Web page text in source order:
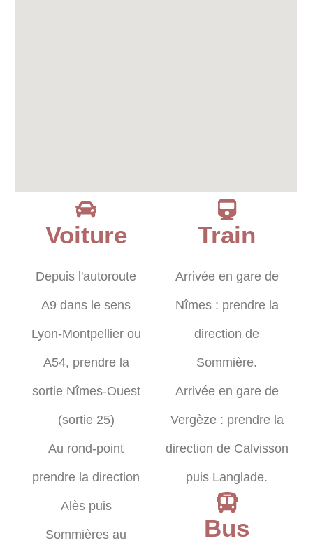
Voiture
Depuis l'autoroute
A9 dans le sens
Lyon-Montpellier ou
A54, prendre la
sortie Nîmes-Ouest
(sortie 25)
Au rond-point
prendre la direction
Alès puis
Sommières au
Train
Arrivée en gare de
Nîmes : prendre la
direction de
Sommière.
Arrivée en gare de
Vergèze : prendre la
direction de Calvisson
puis Langlade.
Bus